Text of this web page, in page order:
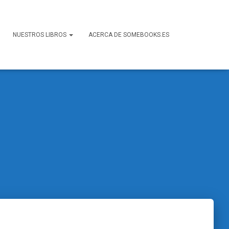
NUESTROS LIBROS ACERCA DE SOMEBOOKS.ES